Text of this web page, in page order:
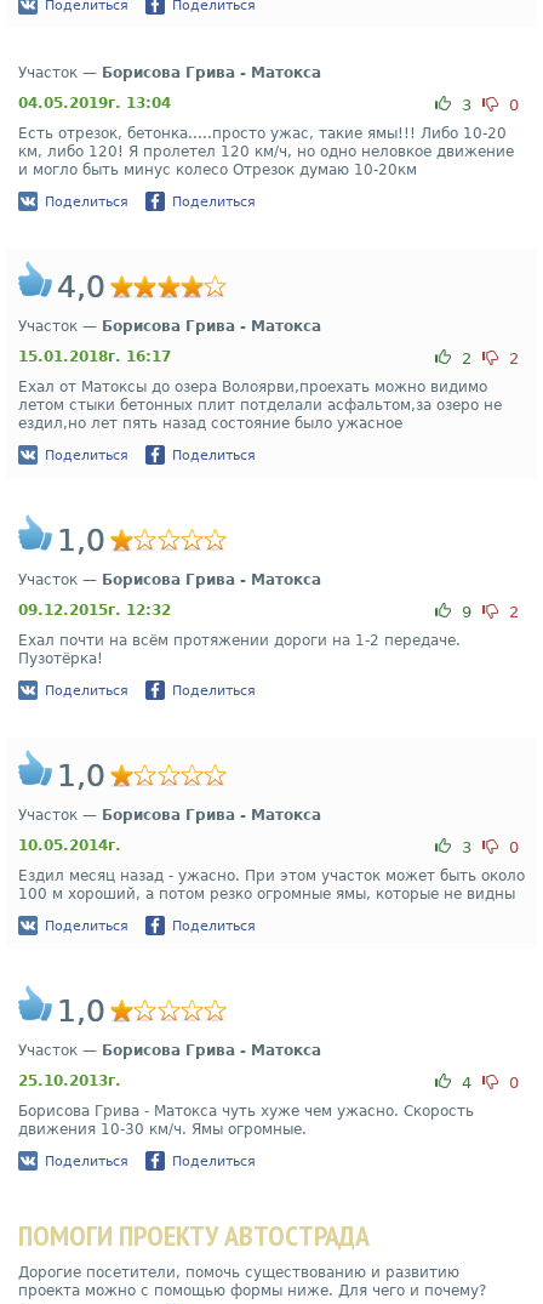
Поделиться Поделиться
Участок — Борисова Грива - Матокса
04.05.2019г. 13:04
3 0
Есть отрезок, бетонка.....просто ужас, такие ямы!!! Либо 10-20
км, либо 120! Я пролетел 120 км/ч, но одно неловкое движение
и могло быть минус колесо Отрезок думаю 10-20км
Поделиться Поделиться
4,0
Участок — Борисова Грива - Матокса
15.01.2018г. 16:17
2 2
Ехал от Матоксы до озера Волоярви,проехать можно видимо
летом стыки бетонных плит потделали асфальтом,за озеро не
ездил,но лет пять назад состояние было ужасное
Поделиться Поделиться
1,0
Участок — Борисова Грива - Матокса
09.12.2015г. 12:32
9 2
Ехал почти на всём протяжении дороги на 1-2 передаче.
Пузотёрка!
Поделиться Поделиться
1,0
Участок — Борисова Грива - Матокса
10.05.2014г.
3 0
Ездил месяц назад - ужасно. При этом участок может быть около
100 м хороший, а потом резко огромные ямы, которые не видны
Поделиться Поделиться
1,0
Участок — Борисова Грива - Матокса
25.10.2013г.
4 0
Борисова Грива - Матокса чуть хуже чем ужасно. Скорость
движения 10-30 км/ч. Ямы огромные.
Поделиться Поделиться
ПОМОГИ ПРОЕКТУ АВТОСТРАДА
Дорогие посетители, помочь существованию и развитию
проекта можно с помощью формы ниже. Для чего и почему?